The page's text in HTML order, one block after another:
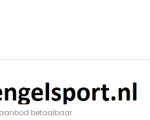
aanbod betaalbaar